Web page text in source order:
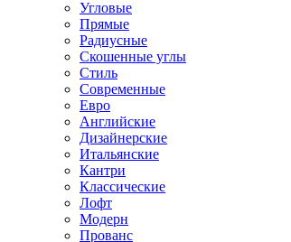
Угловые
Прямые
Радиусные
Скошенные углы
Стиль
Современные
Евро
Английские
Дизайнерские
Итальянские
Кантри
Классические
Лофт
Модерн
Прованс